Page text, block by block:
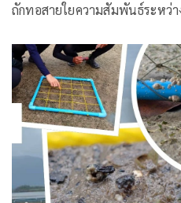
ถักทอสายใยความสัมพันธ์ระหว่